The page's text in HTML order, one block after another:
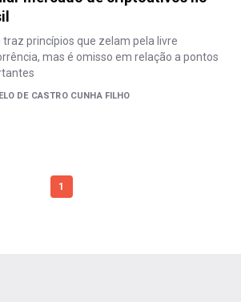
traz princípios que zelam pela livre
mas é omisso em relação a pontos
DE CASTRO CUNHA FILHO
1